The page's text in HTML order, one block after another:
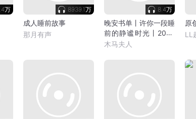
万 8939.1万
成人睡前故事
那月有声
8.4万
晚安书单丨许你一段睡
前的静谧时光丨2026
木马讲书
木马夫人
原
LL